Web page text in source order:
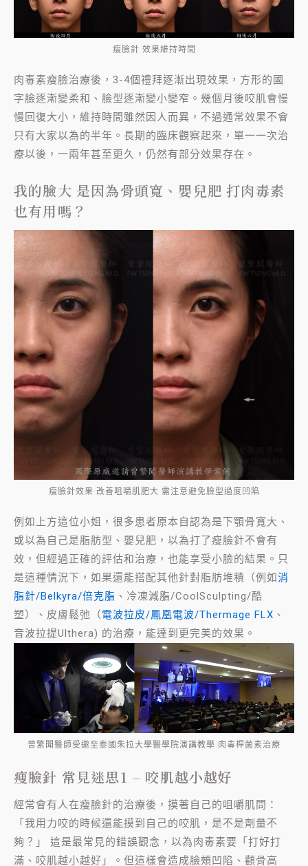
瘦臉針 效果維持時間
肉毒素瘦臉治療後，3-4個禮拜逐漸出現效果，方形的國
字臉逐漸變柔和、臉型逐漸變小變窄。幾個月後咬肌會慢
慢回復大小，維持時間雖然因人而異，不過通常效果不會
只有大家以為的半年。長期的臨床觀察起來，單一一次治
療以後，一兩年甚至更久，仍然有部分效果存在。
我的臉大 是因為骨頭寬、嬰兒肥 打肉毒素
也有用嗎？
瘦臉針效果 改善咀嚼肌肥大 需注意避免臉型過度凹陷
例如上方這位小姐，很多患者原本自認為是下顎骨寬大、
或以為自己是脂肪型、嬰兒肥，以為打了瘦臉針不會有
效，但經過正確的評估和治療，也能享受小臉的結果。只
是這種情況下，如果還能搭配其他針對脂肪堆積（例如消
脂針/Belkyra/倍克脂 、冷凍減脂/CoolSculpting/酷
塑）、皮膚鬆弛（電波拉皮/鳳凰電波/Thermage FLX 、
音波拉提Ulthera) 的治療，能達到更完美的效果。
曾繁聞醫師受邀至泰國朱拉大學醫學院演講教學 肉毒桿菌素治療
瘦臉針 常見迷思1 – 咬肌越小越好
經常會有人在瘦臉針的治療後，摸著自己的咀嚼肌問：
「我用力咬的時候還能摸到自己的咬肌，是不是劑量不
夠？」 這是最常見的錯誤觀念，以為肉毒素要「打好打
滿、咬肌越小越好」。但這樣會造成臉頰凹陷、顴骨高